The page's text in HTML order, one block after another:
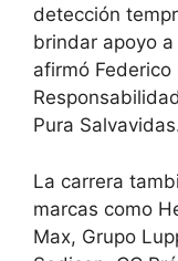
detección
brindar apoyo
afirmó Federico
Pura
La carrera
marcas como
Max, Grupo